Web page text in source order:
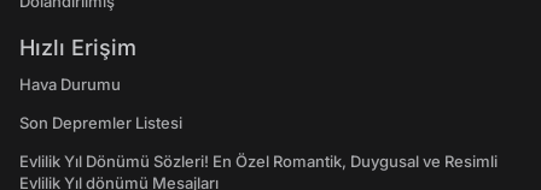
Hızlı Erişim
Hava Durumu
Son Depremler Listesi
Evlilik Yıl Dönümü Sözleri! En Özel Romantik, Duygusal ve Resimli
Evlilik Yıl dönümü Mesajları